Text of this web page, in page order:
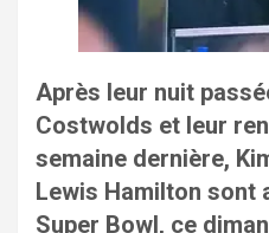
Après leur nuit
Costwolds et leur
semaine dernière,
Lewis Hamilton sont
Super Bowl, ce